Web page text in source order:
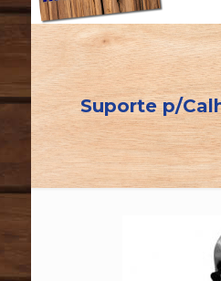
Suporte p/